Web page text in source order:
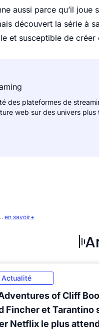
aussi parce qu’il
découvert la série à
et susceptible de créer
des plateformes de
web sur des univers plus
en savoir+
Actualité
of Cliff
Fincher et Tarantino
Netflix le plus